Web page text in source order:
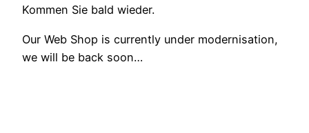
Kommen Sie bald wieder.
Our Web Shop is currently under modernisation,
we will be back soon…